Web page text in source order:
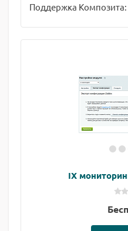
Поддержка Композита:
IX